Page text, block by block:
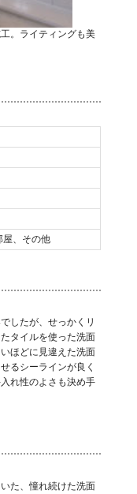
。ライティングも美
屋、その他
したが、せっかくリ
タイルを使った洗面
ほどに見違えた洗面
るシーラインが良く
れ性のよさも決め手
た、憧れ続けた洗面